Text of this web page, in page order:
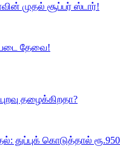
முதல் சூப்பர் ஸ்டார்!
தேவை!
தழைக்கிறதா?
கொடுத்தால்